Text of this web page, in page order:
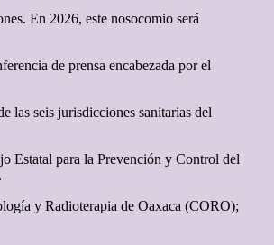
En 2026, este nosocomio será
de prensa encabezada por el
las seis jurisdicciones sanitarias del
Estatal para la Prevención y Control del
y Radioterapia de Oaxaca (CORO);